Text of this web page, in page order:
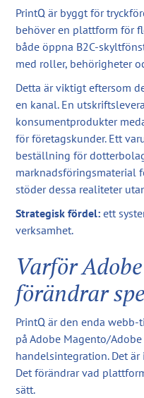
PrintQ är byggt för
behöver en plattform för
både öppna B2C-
med roller, behörigheter
Detta är viktigt eftersom
en kanal. En
konsumentprodukter
för företagskunder. Ett
beställning för
marknadsföringsmaterial
stöder dessa realiteter
Strategisk fördel: ett
verksamhet.
Varför
förändrar
PrintQ är den enda
på Adobe Magento/
handelsintegration. Det
Det förändrar vad
sätt.